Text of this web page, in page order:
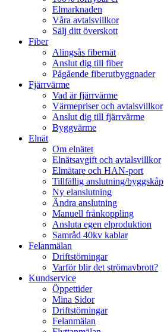
Elmarknaden
Våra avtalsvillkor
Sälj ditt överskott
Fiber
Alingsås fibernät
Anslut dig till fiber
Pågående fiberutbyggnader
Fjärrvärme
Vad är fjärrvärme
Värmepriser och avtalsvillkor
Anslut dig till fjärrvärme
Byggvärme
Elnät
Om elnätet
Elnätsavgift och avtalsvillkor
Elmätare och HAN-port
Tillfällig anslutning/byggskåp
Ny elanslutning
Ändra anslutning
Manuell frånkoppling
Ansluta egen elproduktion
Samråd 40kv kablar
Felanmälan
Driftstörningar
Varför blir det strömavbrott?
Kundservice
Öppettider
Mina Sidor
Driftstörningar
Felanmälan